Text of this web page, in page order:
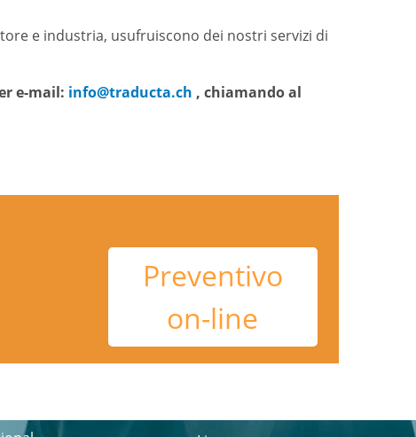
e industria, usufruiscono dei nostri servizi di
e-mail: info@traducta.ch , chiamando al
Preventivo
on-line